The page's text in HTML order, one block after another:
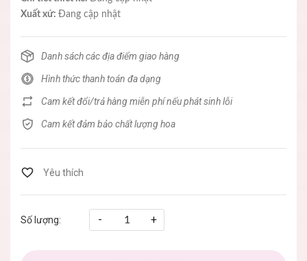
Xuất xứ: Đang cập nhật
Danh sách các địa điểm giao hàng
Hình thức thanh toán đa dạng
Cam kết đổi/trả hàng miễn phí nếu phát sinh lỗi
Cam kết đảm bảo chất lượng hoa
Số lượng: - +